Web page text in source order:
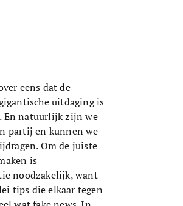
eens dat de
uitdaging is
En natuurlijk zijn we
partij en kunnen we
Om de juiste
is
noodzakelijk, want
tips die elkaar tegen